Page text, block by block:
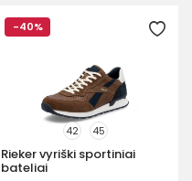
-40%
42 45
Rieker vyriški sportiniai
bateliai